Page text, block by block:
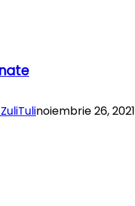
noiembrie 26, 2021